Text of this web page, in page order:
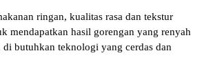
ringan, kualitas rasa dan tekstur
mendapatkan hasil gorengan yang renyah
butuhkan teknologi yang cerdas dan